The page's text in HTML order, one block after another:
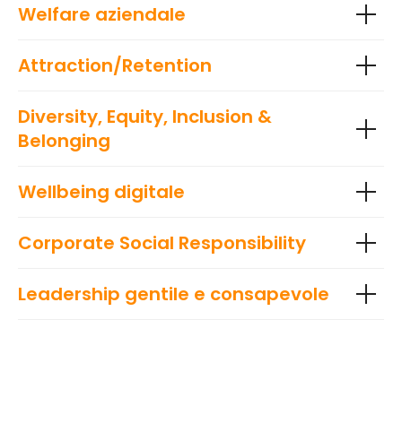
Welfare aziendale
Attraction/Retention
Diversity, Equity, Inclusion &
Belonging
Wellbeing digitale
Corporate Social Responsibility
Leadership gentile e consapevole